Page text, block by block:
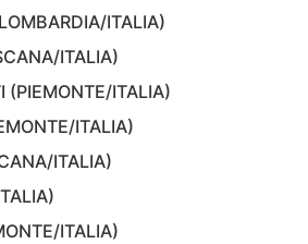
ITALIA)
ITALIA)
(PIEMONTE/ITALIA)
ITALIA)
ITALIA)
ITALIA)